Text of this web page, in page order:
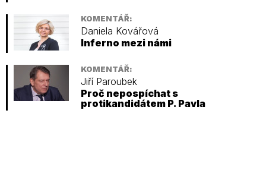
KOMENTÁŘ:
Daniela Kovářová
Inferno mezi námi
KOMENTÁŘ:
Jiří Paroubek
Proč nepospíchat s
protikandidátem P. Pavla